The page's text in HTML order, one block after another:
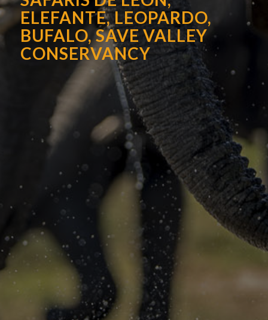
ELEFANTE, LEOPARDO,
BUFALO, SAVE VALLEY
CONSERVANCY